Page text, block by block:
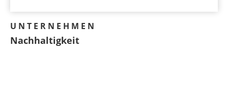
UNTERNEHMEN
Nachhaltigkeit